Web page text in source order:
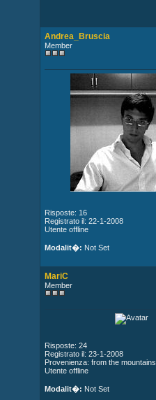
Andrea_Bruscia
Member
Risposte: 16
Registrato il: 22-1-2008
Utente offline
Modalit�: Not Set
MariC
Member
Risposte: 24
Registrato il: 23-1-2008
Provenienza: from the mountains
Utente offline
Modalit�: Not Set